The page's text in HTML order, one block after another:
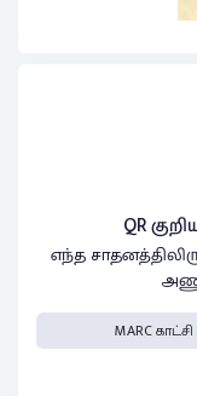
QR
எந்த
MARC காட்சி